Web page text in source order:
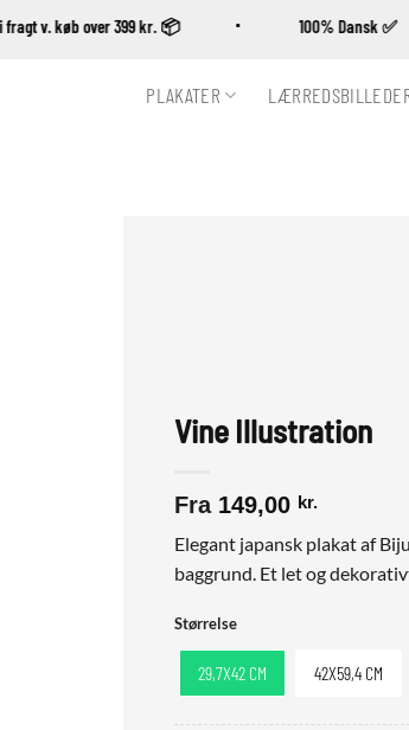
Fri fragt v. køb over 399 kr. 📦 100% Dansk ✅
PLAKATER
Vine Illustration
Fra 149,00 kr.
Elegant japansk plakat af
baggrund. Et let og
Størrelse
29,7X42 CM 42X59,4 CM